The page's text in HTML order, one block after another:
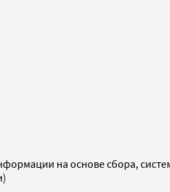
на основе сбора,